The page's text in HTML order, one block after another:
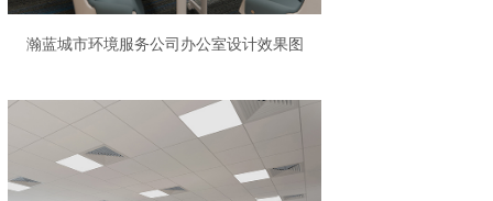
瀚蓝城市环境服务公司办公室设计效果图